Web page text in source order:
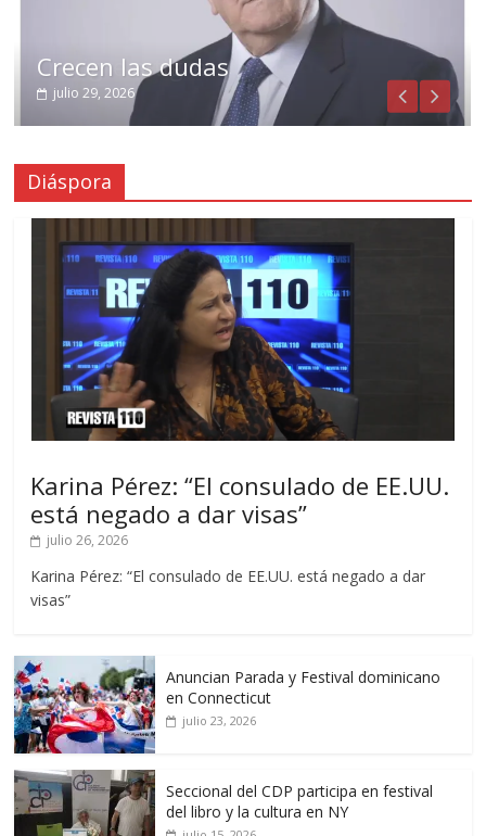
Crecen las dudas
julio 29, 2026
Diáspora
Karina Pérez: “El consulado de EE.UU.
está negado a dar visas”
julio 26, 2026
Karina Pérez: “El consulado de EE.UU. está negado a dar
visas”
Anuncian Parada y Festival dominicano
en Connecticut
julio 23, 2026
Seccional del CDP participa en festival
del libro y la cultura en NY